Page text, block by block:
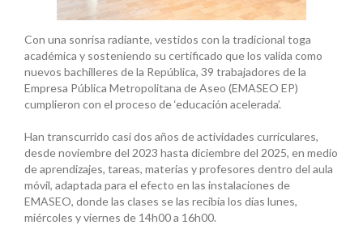
Con una sonrisa radiante, vestidos con la tradicional toga
académica y sosteniendo su certificado que los valida como
nuevos bachilleres de la República, 39 trabajadores de la
Empresa Pública Metropolitana de Aseo (EMASEO EP)
cumplieron con el proceso de ‘educación acelerada’.
Han transcurrido casi dos años de actividades curriculares,
desde noviembre del 2023 hasta diciembre del 2025, en medio
de aprendizajes, tareas, materias y profesores dentro del aula
móvil, adaptada para el efecto en las instalaciones de
EMASEO, donde las clases se las recibía los días lunes,
miércoles y viernes de 14h00 a 16h00.